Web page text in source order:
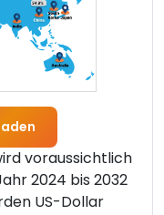
voraussichtlich
2024 bis 2032
US-Dollar